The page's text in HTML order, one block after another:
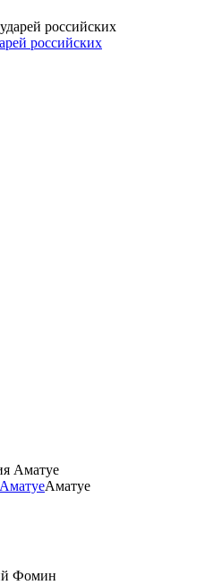
российских
Аматуе
Фомин